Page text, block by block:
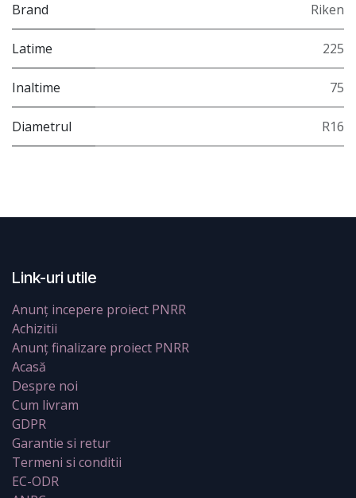
Brand Riken
Latime 225
Inaltime 75
Diametrul R16
Link-uri utile
Anunț incepere proiect PNRR
Achizitii
Anunț finalizare proiect PNRR
Acasă
Despre noi
Cum livram
GDPR
Garantie si retur
Termeni si conditii
EC-ODR